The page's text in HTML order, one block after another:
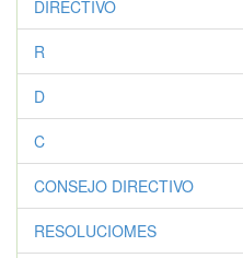
DIRECTIVO
R
D
C
CONSEJO DIRECTIVO
RESOLUCIOMES